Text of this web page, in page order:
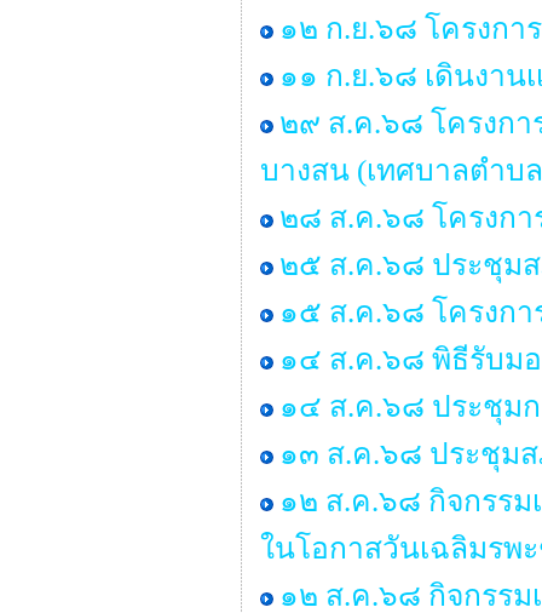
๑๒ ก.ย.๖๘ โครงกา
๑๑ ก.ย.๖๘ เดินงาน
๒๙ ส.ค.๖๘ โครงกา
บางสน (เทศบาลตำบ
๒๘ ส.ค.๖๘ โครงก
๒๕ ส.ค.๖๘ ประชุม
๑๕ ส.ค.๖๘ โครงก
๑๔ ส.ค.๖๘ พิธีรับม
๑๔ ส.ค.๖๘ ประชุม
๑๓ ส.ค.๖๘ ประชุม
๑๒ ส.ค.๖๘ กิจกรรม
ในโอกาสวันเฉลิมรพ
๑๒ ส.ค.๖๘ กิจกรรม